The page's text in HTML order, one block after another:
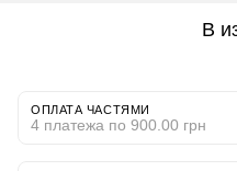
В
ОПЛАТА ЧАСТЯМИ
4 платежа по 900.00 грн